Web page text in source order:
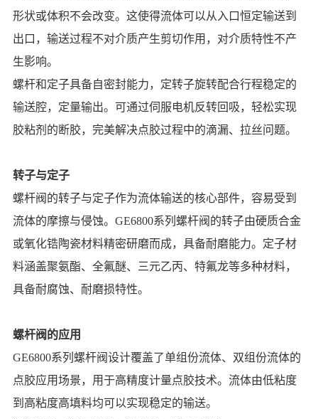
形状或体积不会改变。这使得流体可以从入口恒定输送到
出口，输送过程不对介质产生剪切作用，对介质特性不产
生影响。
螺杆和定子具备自密封能力，定转子旋转配合行程稳定的
输送腔，定量输出。可通过伺服电机反转回吸，轻松实现
胶粘剂的断胶，完美解决点胶过程中的滴漏、拉丝问题。
转子与定子
螺杆阀的转子与定子作为流体输送的核心部件，容易受到
流体的摩擦与侵蚀。GE6800系列螺杆阀的转子由硬质合金
或氧化锆陶瓷材料精密研磨而成，具备耐磨能力。定子材
料涵盖聚氨酯、全氟醚、三元乙丙、特氟龙等多种材料，
具备耐腐蚀、耐磨损特性。
螺杆阀的应用
GE6800系列螺杆阀设计覆盖了单组份流体、双组份流体的
点胶应用场景，用于高精度计量点胶技术。流体由低粘度
到高粘度高填料均可以实现稳定的输送。